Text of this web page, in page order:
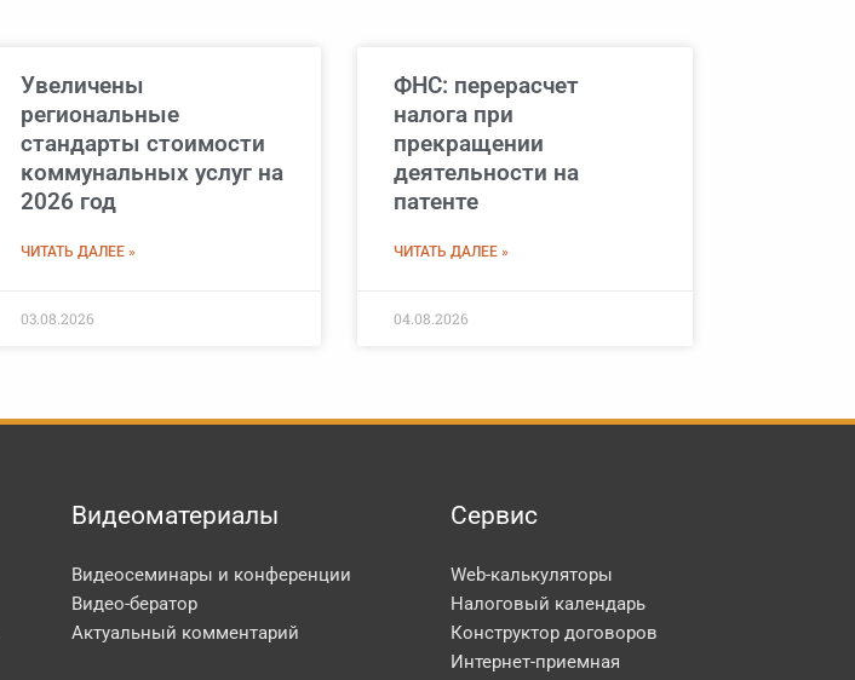
Увеличены
региональные
стандарты стоимости
коммунальных услуг на
2026 год
ЧИТАТЬ ДАЛЕЕ »
03.08.2026
ФНС: перерасчет
налога при
прекращении
деятельности на
патенте
ЧИТАТЬ ДАЛЕЕ »
04.08.2026
Видеоматериалы
Видеосеминары и конференции
Видео-бератор
Актуальный комментарий
Сервис
Web-калькуляторы
Налоговый календарь
Конструктор договоров
Интернет-приемная